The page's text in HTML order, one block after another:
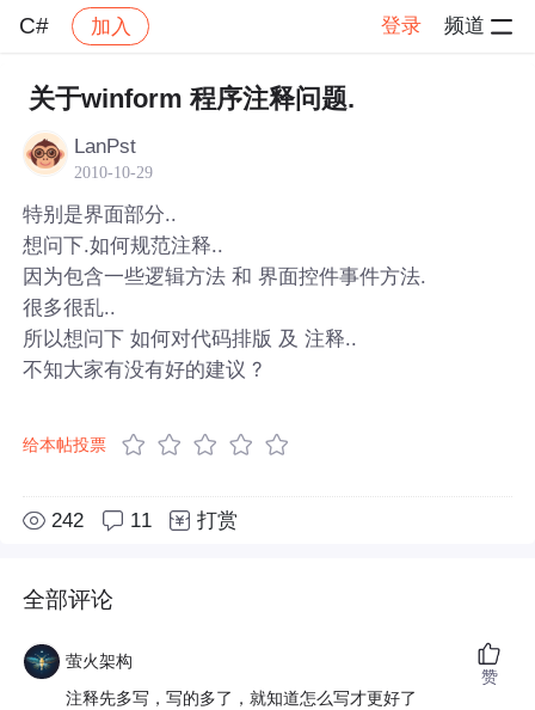
C# 加入 登录 频道
社区 C# 帖子详情
关于winform 程序注释问题.
LanPst
2010-10-29
特别是界面部分..
想问下.如何规范注释..
因为包含一些逻辑方法 和 界面控件事件方法.
很多很乱..
所以想问下 如何对代码排版 及 注释..
不知大家有没有好的建议 ?
给本帖投票
242 11 打赏
全部评论
萤火架构
注释先多写，写的多了，就知道怎么写才更好了
赞